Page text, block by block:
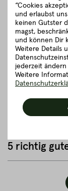
Herkunft
Details
Gut zu
5 richtig
“Cookies
und erlaubst
keinen Gutster
magst,
und können Dir
Weitere Details
jederzeit
Weitere